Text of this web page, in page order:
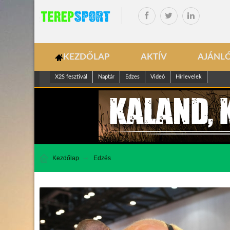
KEZDŐLAP AKTÍV
X2S fesztivál Naptár Edzes Videó Hírlevelek
Kezdőlap Edzés